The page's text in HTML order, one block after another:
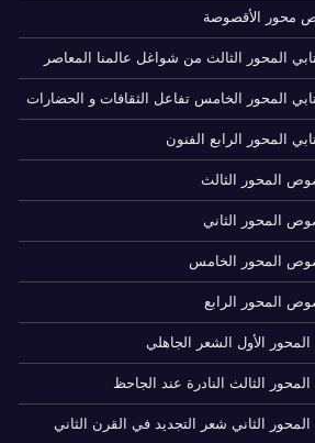
محور الأقصوصة
المحور الثالث من شواغل عالمنا المعاصر
المحور الخامس تفاعل الثقافات و الحضارات
المحور الرابع الفنون
المحور الثالث
المحور الثاني
المحور الخامس
المحور الرابع
المحور الأول الشعر الجاهلي
المحور الثالث النادرة عند الجاحظ
المحور الثاني شعر التجديد في القرن الثاني